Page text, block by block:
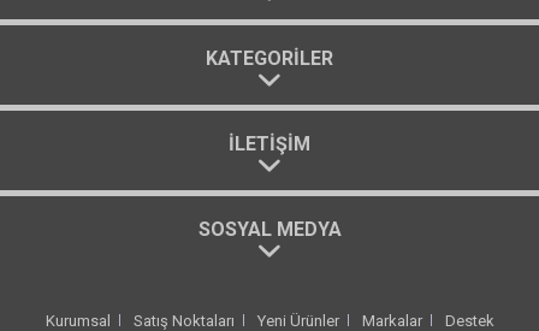
KATEGORILER
İLETIŞIM
SOSYAL MEDYA
Kurumsal Satış Noktaları Yeni Ürünler Markalar Destek